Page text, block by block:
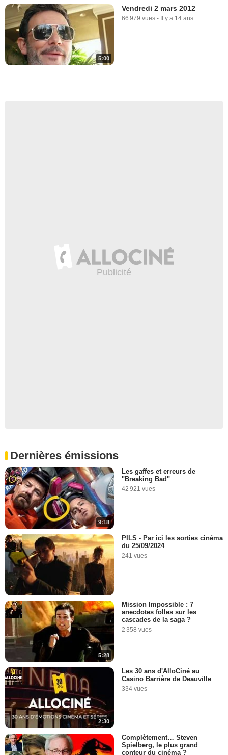
5:00
Vendredi 2 mars 2012
66 979 vues - Il y a 14 ans
Dernières émissions
9:18
Les gaffes et erreurs de
"Breaking Bad"
42 921 vues
PILS - Par ici les sorties cinéma
du 25/09/2024
241 vues
5:28
Mission Impossible : 7
anecdotes folles sur les
cascades de la saga ?
2 358 vues
2:30
Les 30 ans d'AlloCiné au
Casino Barrière de Deauville
334 vues
Complètement… Steven
Spielberg, le plus grand
conteur du cinéma ?